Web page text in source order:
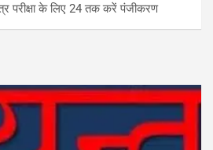
परीक्षा के लिए 24 तक करें पंजीकरण